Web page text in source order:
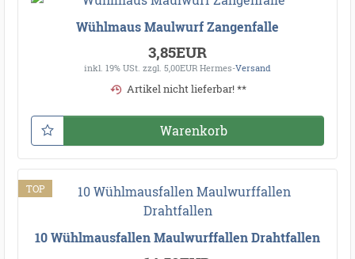
Wühlmaus Maulwurf Zangenfalle
3,85EUR
inkl. 19% USt. zzgl. 5,00EUR Hermes-Versand
Artikel nicht lieferbar! **
Warenkorb
TOP
10 Wühlmausfallen Maulwurffallen Drahtfallen